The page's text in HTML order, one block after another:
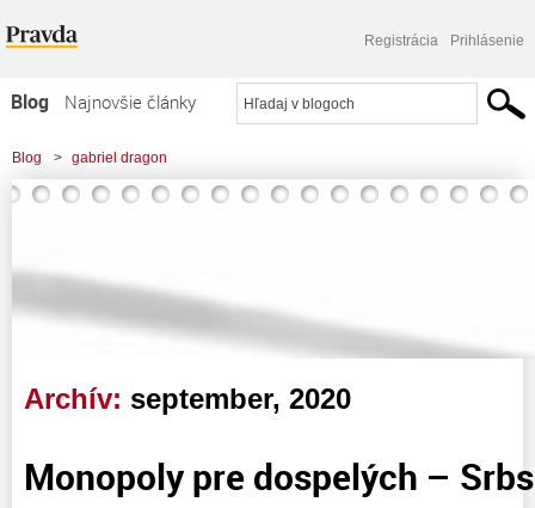
Registrácia Prihlásenie
Blog
Najnovšie články
Najčítanejšie články
Najkomentovanejšie články
Komerčné blogy
Blog > gabriel dragon
Archív: september, 2020
Monopoly pre dospelých –